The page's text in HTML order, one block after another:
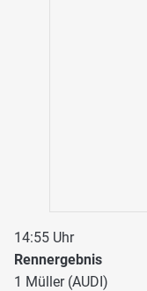
14:55 Uhr
Rennergebnis
1 Müller (AUDI)